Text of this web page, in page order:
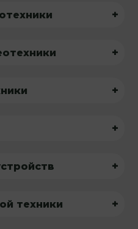
+
+
+
+
+
техники +